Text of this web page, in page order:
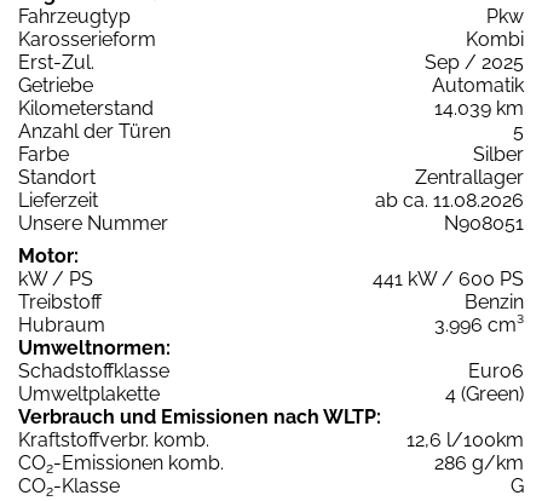
Fahrzeugtyp
Pkw
Karosserieform
Kombi
Erst-Zul.
Sep / 2025
Getriebe
Automatik
Kilometerstand
14.039 km
Anzahl der Türen
5
Farbe
Silber
Standort
Zentrallager
Lieferzeit
ab ca. 11.08.2026
Unsere Nummer
N908051
Motor:
kW / PS
441 kW / 600 PS
Treibstoff
Benzin
Hubraum
3.996 cm³
Umweltnormen:
Schadstoffklasse
Euro6
Umweltplakette
4 (Green)
Verbrauch und Emissionen nach WLTP:
Kraftstoffverbr. komb.
12,6 l/100km
CO2-Emissionen komb.
286 g/km
CO2-Klasse
G